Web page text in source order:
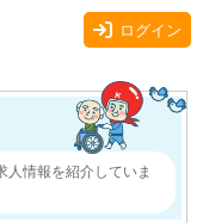
ログイン
人情報を紹介していま